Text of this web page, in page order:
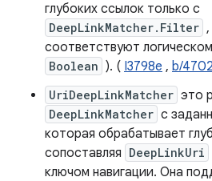
глубоких ссылок только с
DeepLinkMatcher.Filter
соответствуют
Boolean ). ( I3798e , b/
UriDeepLinkMatcher это
DeepLinkMatcher с
которая обрабатывает
сопоставляя DeepLinkUri
ключом навигации. Она